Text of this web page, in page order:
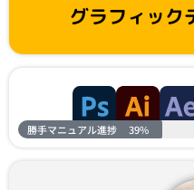
グラフィック
勝手マニュアル進捗 39%